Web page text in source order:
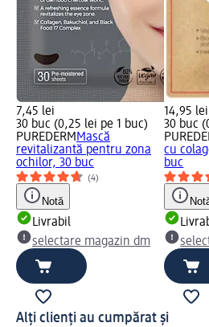
7,45 lei
30 buc (0,25 lei pe 1 buc)
PUREDERMMască
revitalizantă pentru zona
ochilor, 30 buc
(4)
Notă
Livrabil
selectare magazin dm
14,95 lei
30 buc
cu
buc
Alți clienți au cumpărat și